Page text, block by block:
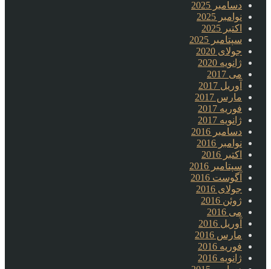
دسامبر 2025
نوامبر 2025
اکتبر 2025
سپتامبر 2025
جولای 2020
ژانویه 2020
می 2017
آوریل 2017
مارس 2017
فوریه 2017
ژانویه 2017
دسامبر 2016
نوامبر 2016
اکتبر 2016
سپتامبر 2016
آگوست 2016
جولای 2016
ژوئن 2016
می 2016
آوریل 2016
مارس 2016
فوریه 2016
ژانویه 2016